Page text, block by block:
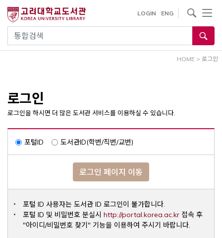
건
통합검색
LOGIN ENG
사이트내 검색
HOME > 로그인
로그인
로그인을 하시면 더 많은 도서관 서비스를 이용하실 수 있습니다.
포털ID 도서관ID(학번/직번/교번)
로그인 페이지 이동
포털 ID 사용자는 도서관 ID 로그인이 불가합니다.
포털 ID 및 비밀번호 분실시 http://portal.korea.ac.krOpens a
접속 후
"아이디/비밀번호 찾기" 기능을 이용하여 주시기 바랍니다.